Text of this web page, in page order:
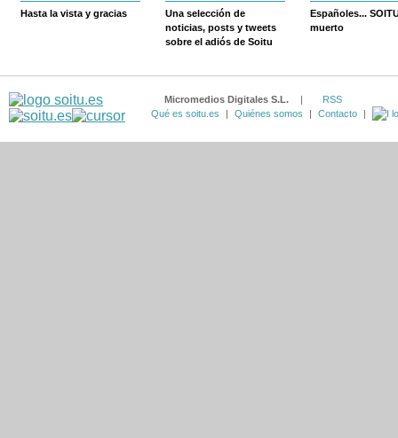
Hasta la vista y gracias
Una selección de
noticias, posts y tweets
sobre el adiós de Soitu
Españoles...
muerto
Micromedios Digitales S.L. |
RSS
Qué es soitu.es
| Quiénes somos | Contacto |